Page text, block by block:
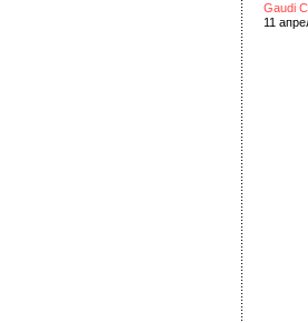
Gaudi
11